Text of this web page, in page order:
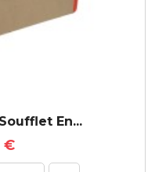
En...
€